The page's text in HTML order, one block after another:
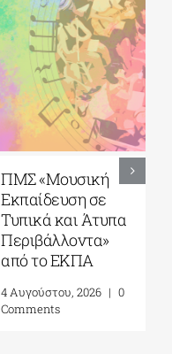
ΠΜΣ «Μουσική
Εκπαίδευση σε
Τυπικά και Άτυπα
Περιβάλλοντα»
από το ΕΚΠΑ
4 Αυγούστου, 2026 | 0
Comments